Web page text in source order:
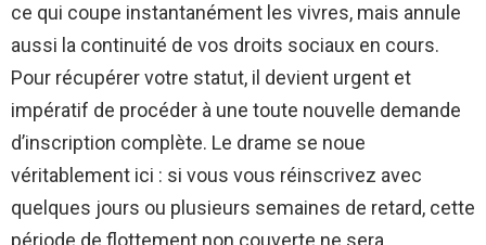
ce qui coupe instantanément les vivres, mais annule
aussi la continuité de vos droits sociaux en cours.
Pour récupérer votre statut, il devient urgent et
impératif de procéder à une toute nouvelle demande
d’inscription complète. Le drame se noue
véritablement ici : si vous vous réinscrivez avec
quelques jours ou plusieurs semaines de retard, cette
période de flottement non couverte ne sera